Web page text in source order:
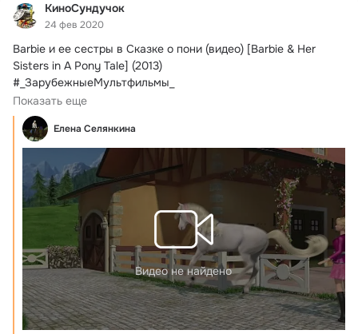
КиноСундучок
24 фев 2020
Barbie и ее сестры в Сказке о пони (видео) [Barbie & Her
Sisters in A Pony Tale] (2013)
#_ЗарубежныеМультфильмы_
Барби и её сестры...
Показать еще
Елена Селянкина
Видео не найдено